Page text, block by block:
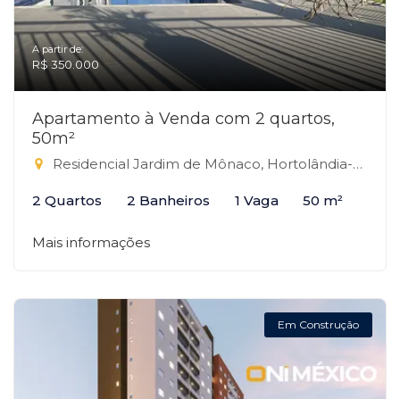
A partir de:
R$ 350.000
Apartamento à Venda com 2 quartos,
50m²
Residencial Jardim de Mônaco, Hortolândia-SP
2 Quartos 2 Banheiros 1 Vaga 50 m²
Mais informações
Em Construção